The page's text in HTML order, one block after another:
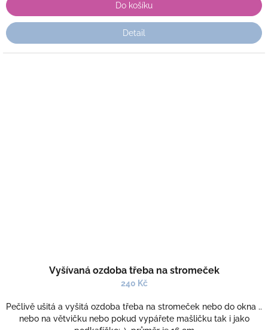
Do košíku
Detail
Vyšívaná ozdoba třeba na stromeček
240 Kč
Pečlivě ušitá a vyšitá ozdoba třeba na stromeček nebo do okna ..
nebo na větvičku nebo pokud vypářete mašličku tak i jako